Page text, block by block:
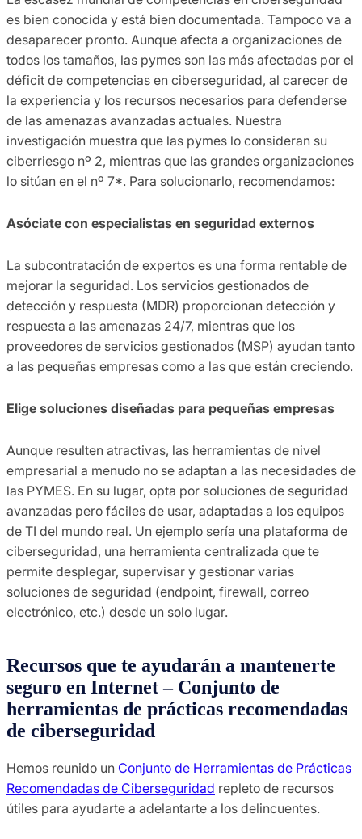
es bien conocida y está bien documentada. Tampoco va a
desaparecer pronto. Aunque afecta a organizaciones de
todos los tamaños, las pymes son las más afectadas por el
déficit de competencias en ciberseguridad, al carecer de
la experiencia y los recursos necesarios para defenderse
de las amenazas avanzadas actuales. Nuestra
investigación muestra que las pymes lo consideran su
ciberriesgo nº 2, mientras que las grandes organizaciones
lo sitúan en el nº 7*. Para solucionarlo, recomendamos:
Asóciate con especialistas en seguridad externos
La subcontratación de expertos es una forma rentable de
mejorar la seguridad. Los servicios gestionados de
detección y respuesta (MDR) proporcionan detección y
respuesta a las amenazas 24/7, mientras que los
proveedores de servicios gestionados (MSP) ayudan tanto
a las pequeñas empresas como a las que están creciendo.
Elige soluciones diseñadas para pequeñas empresas
Aunque resulten atractivas, las herramientas de nivel
empresarial a menudo no se adaptan a las necesidades de
las PYMES. En su lugar, opta por soluciones de seguridad
avanzadas pero fáciles de usar, adaptadas a los equipos
de TI del mundo real. Un ejemplo sería una plataforma de
ciberseguridad, una herramienta centralizada que te
permite desplegar, supervisar y gestionar varias
soluciones de seguridad (endpoint, firewall, correo
electrónico, etc.) desde un solo lugar.
Recursos que te ayudarán a mantenerte
seguro en Internet – Conjunto de
herramientas de prácticas recomendadas
de ciberseguridad
Hemos reunido un Conjunto de Herramientas de Prácticas
Recomendadas de Ciberseguridad repleto de recursos
útiles para ayudarte a adelantarte a los delincuentes.